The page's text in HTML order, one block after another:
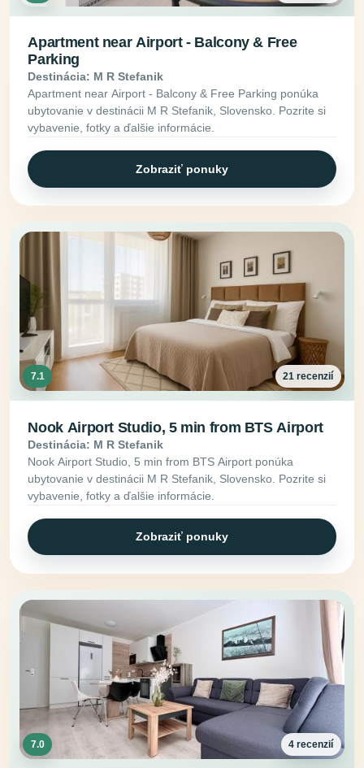
Apartment near Airport - Balcony & Free
Parking
Destinácia: M R Stefanik
Apartment near Airport - Balcony & Free Parking ponúka
ubytovanie v destinácii M R Stefanik, Slovensko. Pozrite si
vybavenie, fotky a ďalšie informácie.
Zobraziť ponuky
7.1 21 recenzií
Nook Airport Studio, 5 min from BTS Airport
Destinácia: M R Stefanik
Nook Airport Studio, 5 min from BTS Airport ponúka
ubytovanie v destinácii M R Stefanik, Slovensko. Pozrite si
vybavenie, fotky a ďalšie informácie.
Zobraziť ponuky
7.0 4 recenzií